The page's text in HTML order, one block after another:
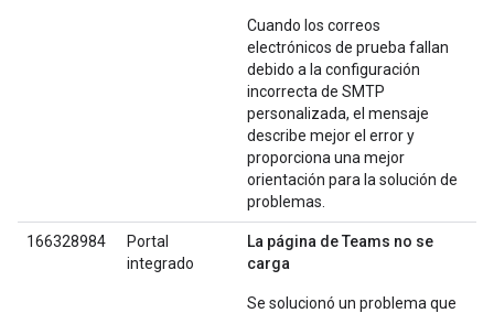
Cuando los correos
electrónicos de prueba fallan
debido a la configuración
incorrecta de SMTP
personalizada, el mensaje
describe mejor el error y
proporciona una mejor
orientación para la solución de
problemas.
166328984
Portal
integrado
La página de Teams no se
carga
Se solucionó un problema que